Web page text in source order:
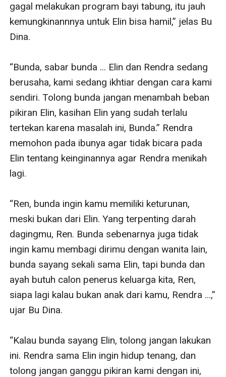
gagal melakukan program bayi tabung, itu jauh
kemungkinannnya untuk Elin bisa hamil,” jelas Bu
Dina.
“Bunda, sabar bunda ... Elin dan Rendra sedang
berusaha, kami sedang ikhtiar dengan cara kami
sendiri. Tolong bunda jangan menambah beban
pikiran Elin, kasihan Elin yang sudah terlalu
tertekan karena masalah ini, Bunda.” Rendra
memohon pada ibunya agar tidak bicara pada
Elin tentang keinginannya agar Rendra menikah
lagi.
“Ren, bunda ingin kamu memiliki keturunan,
meski bukan dari Elin. Yang terpenting darah
dagingmu, Ren. Bunda sebenarnya juga tidak
ingin kamu membagi dirimu dengan wanita lain,
bunda sayang sekali sama Elin, tapi bunda dan
ayah butuh calon penerus keluarga kita, Ren,
siapa lagi kalau bukan anak dari kamu, Rendra ...,”
ujar Bu Dina.
“Kalau bunda sayang Elin, tolong jangan lakukan
ini. Rendra sama Elin ingin hidup tenang, dan
tolong jangan ganggu pikiran kami dengan ini,